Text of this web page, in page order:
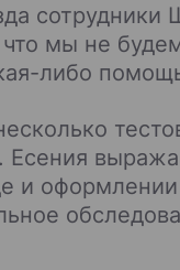
мы не
либо
и